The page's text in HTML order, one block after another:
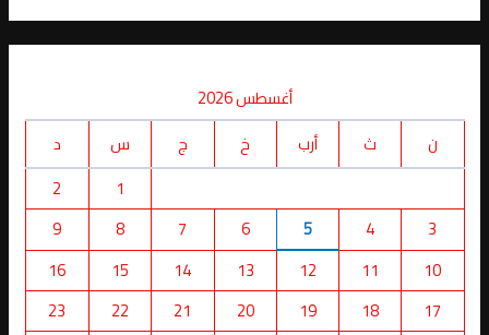
أغسطس 2026
ن
ث أرب خ ج س
د
1
2
3
4
5
6
7
8
9
10
11
12
13
14
15
16
17
18
19
20
21
22
23